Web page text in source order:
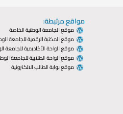
مواقع مرتبطة:
موقع الجامعة الوطنية الخاصة
موقع المكتبة الرقمية للجامعة
موقع الواحة الأكاديمية للجامعة
موقع الواحة الطلابية للجامعة
موقع بوابة الطالب الالكترونية